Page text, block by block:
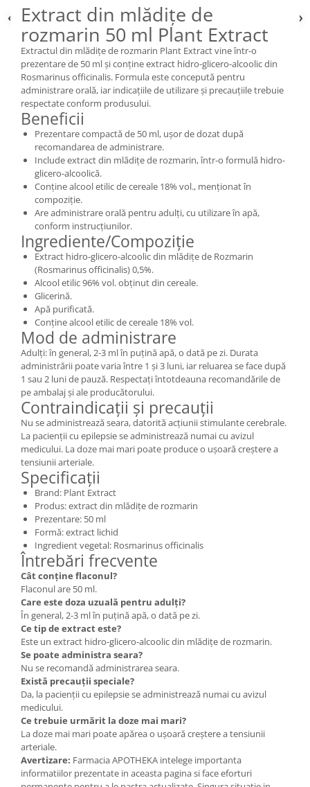
Extract din mlădițe de
rozmarin 50 ml Plant Extract
Extractul din mlădițe de rozmarin Plant Extract vine într-o
prezentare de 50 ml și conține extract hidro-glicero-alcoolic din
Rosmarinus officinalis. Formula este concepută pentru
administrare orală, iar indicațiile de utilizare și precauțiile trebuie
respectate conform produsului.
Beneficii
Prezentare compactă de 50 ml, ușor de dozat după
recomandarea de administrare.
Include extract din mlădițe de rozmarin, într-o formulă hidro-
glicero-alcoolică.
Conține alcool etilic de cereale 18% vol., menționat în
compoziție.
Are administrare orală pentru adulți, cu utilizare în apă,
conform instrucțiunilor.
Ingrediente/Compoziție
Extract hidro-glicero-alcoolic din mlădițe de Rozmarin
(Rosmarinus officinalis) 0,5%.
Alcool etilic 96% vol. obținut din cereale.
Glicerină.
Apă purificată.
Conține alcool etilic de cereale 18% vol.
Mod de administrare
Adulți: în general, 2-3 ml în puțină apă, o dată pe zi. Durata
administrării poate varia între 1 și 3 luni, iar reluarea se face după
1 sau 2 luni de pauză. Respectați întotdeauna recomandările de
pe ambalaj și ale producătorului.
Contraindicații și precauții
Nu se administrează seara, datorită acțiunii stimulante cerebrale.
La pacienții cu epilepsie se administrează numai cu avizul
medicului. La doze mai mari poate produce o ușoară creștere a
tensiunii arteriale.
Specificații
Brand: Plant Extract
Produs: extract din mlădițe de rozmarin
Prezentare: 50 ml
Formă: extract lichid
Ingredient vegetal: Rosmarinus officinalis
Întrebări frecvente
Cât conține flaconul?
Flaconul are 50 ml.
Care este doza uzuală pentru adulți?
În general, 2-3 ml în puțină apă, o dată pe zi.
Ce tip de extract este?
Este un extract hidro-glicero-alcoolic din mlădițe de rozmarin.
Se poate administra seara?
Nu se recomandă administrarea seara.
Există precauții speciale?
Da, la pacienții cu epilepsie se administrează numai cu avizul
medicului.
Ce trebuie urmărit la doze mai mari?
La doze mai mari poate apărea o ușoară creștere a tensiunii
arteriale.
Avertizare: Farmacia APOTHEKA intelege importanta
informatiilor prezentate in aceasta pagina si face eforturi